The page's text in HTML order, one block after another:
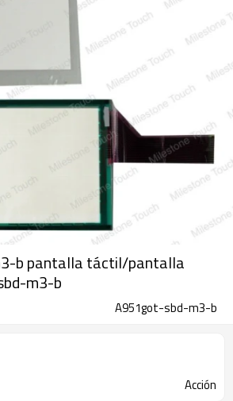
b pantalla táctil/pantalla
m3-b
A951got-sbd-m3-b
Acción